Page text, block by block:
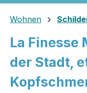
Wohnen
La Finesse
der Stadt,